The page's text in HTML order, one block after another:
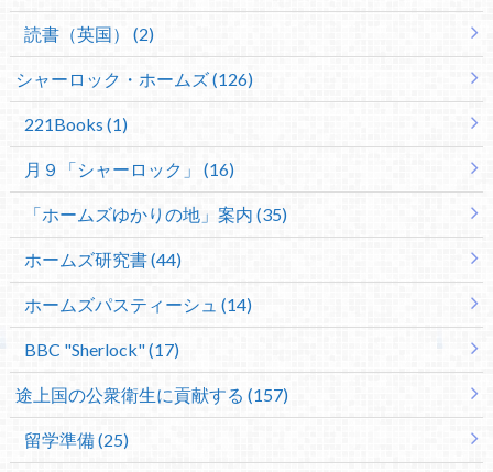
読書（英国） (2)
シャーロック・ホームズ (126)
221Books (1)
月９「シャーロック」 (16)
「ホームズゆかりの地」案内 (35)
ホームズ研究書 (44)
ホームズパスティーシュ (14)
BBC "Sherlock" (17)
途上国の公衆衛生に貢献する (157)
留学準備 (25)